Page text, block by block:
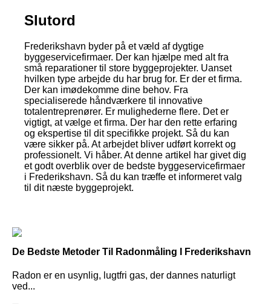
Slutord
Frederikshavn byder på et væld af dygtige
byggeservicefirmaer. Der kan hjælpe med alt fra
små reparationer til store byggeprojekter. Uanset
hvilken type arbejde du har brug for. Er der et firma.
Der kan imødekomme dine behov. Fra
specialiserede håndværkere til innovative
totalentreprenører. Er mulighederne flere. Det er
vigtigt, at vælge et firma. Der har den rette erfaring
og ekspertise til dit specifikke projekt. Så du kan
være sikker på. At arbejdet bliver udført korrekt og
professionelt. Vi håber. At denne artikel har givet dig
et godt overblik over de bedste byggeservicefirmaer
i Frederikshavn. Så du kan træffe et informeret valg
til dit næste byggeprojekt.
De Bedste Metoder Til Radonmåling I Frederikshavn
Radon er en usynlig, lugtfri gas, der dannes naturligt
ved...